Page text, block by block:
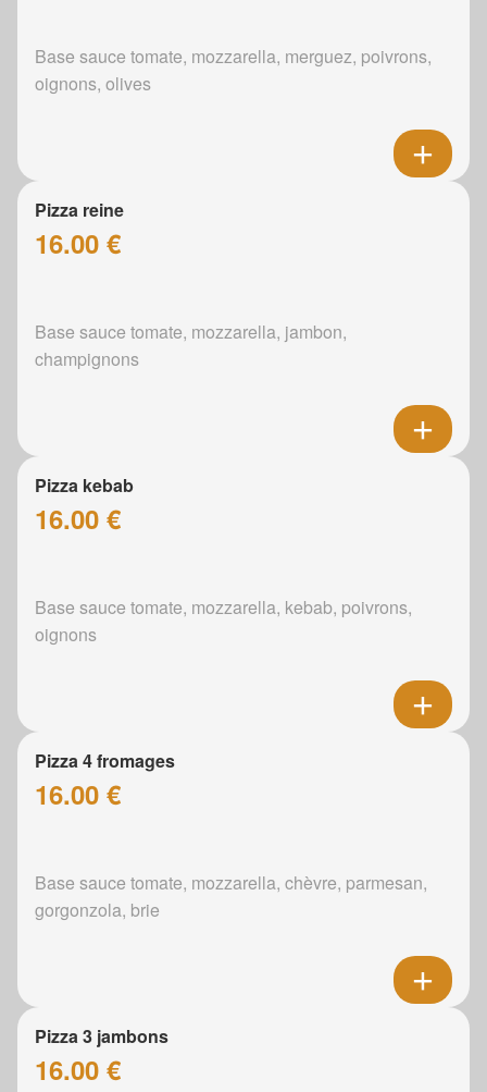
Base sauce tomate, mozzarella, merguez, poivrons,
oignons, olives
Pizza reine
16.00 €
Base sauce tomate, mozzarella, jambon,
champignons
Pizza kebab
16.00 €
Base sauce tomate, mozzarella, kebab, poivrons,
oignons
Pizza 4 fromages
16.00 €
Base sauce tomate, mozzarella, chèvre, parmesan,
gorgonzola, brie
Pizza 3 jambons
16.00 €